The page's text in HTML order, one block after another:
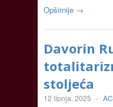
Opširnije →
Davorin
stoljeća
12 lipnja, 2025 -